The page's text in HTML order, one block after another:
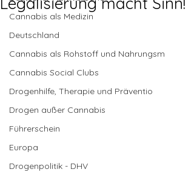
Cannabis als Medizin
Deutschland
Cannabis als Rohstoff und Nahrungsm
Cannabis Social Clubs
Drogenhilfe, Therapie und Präventio
Drogen außer Cannabis
Führerschein
Europa
Drogenpolitik - DHV